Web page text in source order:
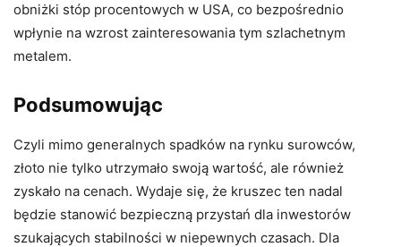
obniżki stóp procentowych w USA, co bezpośrednio
wpłynie na wzrost zainteresowania tym szlachetnym
metalem.
Podsumowując
Czyli mimo generalnych spadków na rynku surowców,
złoto nie tylko utrzymało swoją wartość, ale również
zyskało na cenach. Wydaje się, że kruszec ten nadal
będzie stanowić bezpieczną przystań dla inwestorów
szukających stabilności w niepewnych czasach. Dla